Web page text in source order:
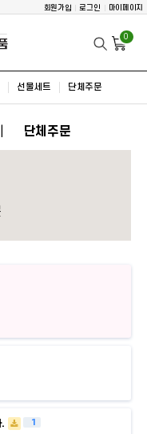
회원가입 로그인 마이페이지
0
선물세트 단체주문
단체주문
. 1